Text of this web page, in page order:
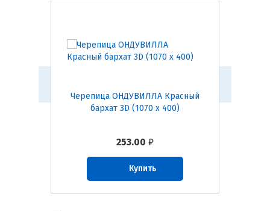
253.00 ₽
Черепица ОНДУВИЛЛА Красный
бархат 3D (1070 х 400)
Купить